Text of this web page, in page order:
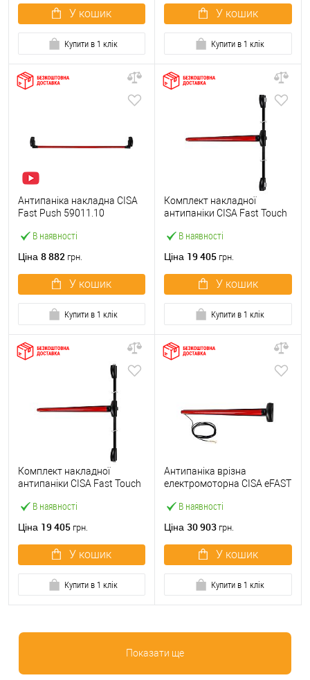
У кошик
Купити в 1 клік
У кошик
Купити в 1 клік
В наявності
Антипаніка накладна CISA
Fast Push 59011.10
штангою 1500 мм червона
Ціна 8 882 грн.
У кошик
Купити в 1 клік
В наявності
Комплект накладної
антипаніки CISA Fast Touch
точковий вбік червона
Ціна 19 405 грн.
У кошик
Купити в 1 клік
В наявності
Комплект накладної
антипаніки CISA Fast Touch
точковий вверх-вниз
Ціна 19 405 грн.
У кошик
Купити в 1 клік
В наявності
Антипаніка врізна
електромоторна CISA eFAST
Ціна 30 903 грн.
У кошик
Купити в 1 клік
Показати ще